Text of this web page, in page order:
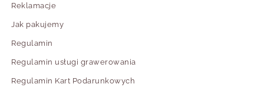
Reklamacje
Jak pakujemy
Regulamin
Regulamin usługi grawerowania
Regulamin Kart Podarunkowych